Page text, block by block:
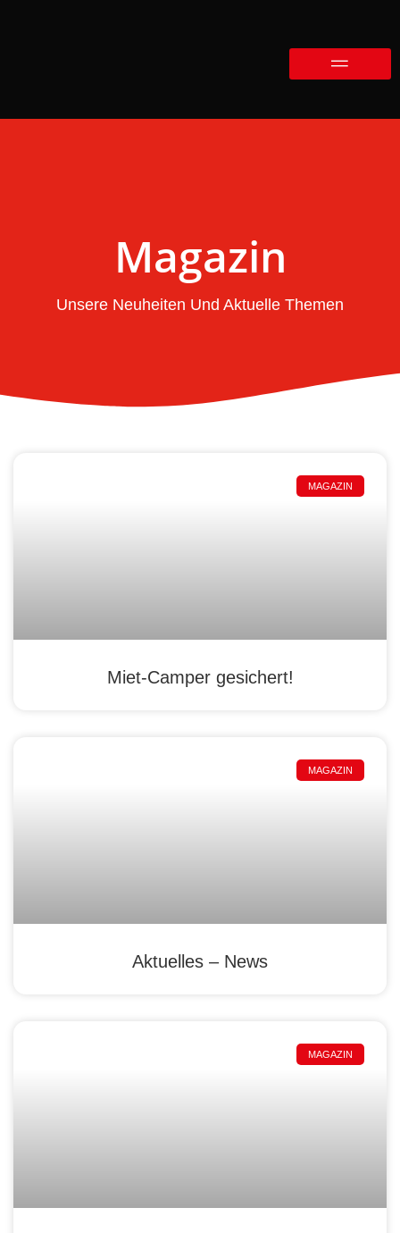
Magazin
Unsere Neuheiten Und Aktuelle Themen
MAGAZIN
Miet-Camper gesichert!
MAGAZIN
Aktuelles – News
MAGAZIN